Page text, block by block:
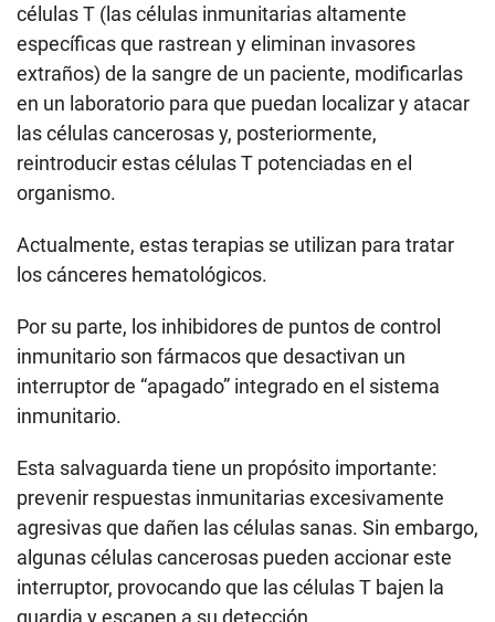
células T (las células inmunitarias altamente
específicas que rastrean y eliminan invasores
extraños) de la sangre de un paciente, modificarlas
en un laboratorio para que puedan localizar y atacar
las células cancerosas y, posteriormente,
reintroducir estas células T potenciadas en el
organismo.
Actualmente, estas terapias se utilizan para tratar
los cánceres hematológicos.
Por su parte, los inhibidores de puntos de control
inmunitario son fármacos que desactivan un
interruptor de “apagado” integrado en el sistema
inmunitario.
Esta salvaguarda tiene un propósito importante:
prevenir respuestas inmunitarias excesivamente
agresivas que dañen las células sanas. Sin embargo,
algunas células cancerosas pueden accionar este
interruptor, provocando que las células T bajen la
guardia y escapen a su detección.